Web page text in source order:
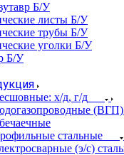
Б/У
листы Б/У
трубы Б/У
уголки Б/У
Б/У
х/д, г/д
(ВГП)
стальные
(э/с)